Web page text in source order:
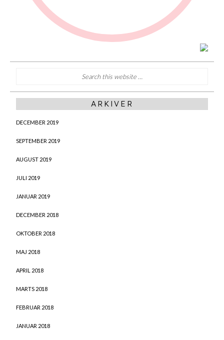
ARKIVER
DECEMBER 2019
SEPTEMBER 2019
AUGUST 2019
JULI 2019
JANUAR 2019
DECEMBER 2018
OKTOBER 2018
MAJ 2018
APRIL 2018
MARTS 2018
FEBRUAR 2018
JANUAR 2018